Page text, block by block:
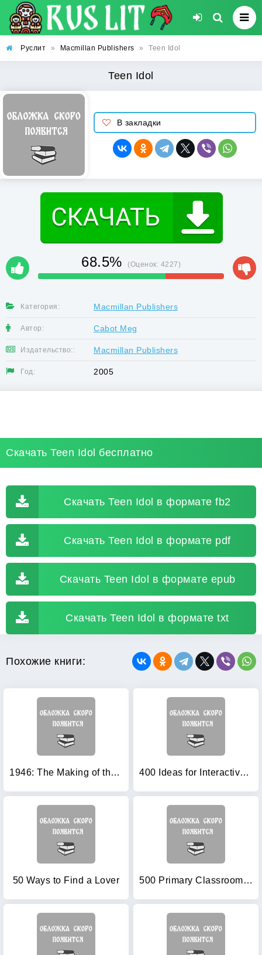
Руслит » Macmillan Publishers » Teen Idol
Teen Idol
В закладки
68.5% (Оценок: 4227)
Категория: Macmillan Publishers
Автор: Cabot Meg
Издательство:: Macmillan Publishers
Год: 2005
Скачать Teen Idol бесплатно
Скачать Teen Idol в формате fb2
Скачать Teen Idol в формате pdf
Скачать Teen Idol в формате epub
Скачать Teen Idol в формате txt
Похожие книги:
1946: The Making of the Modern World 400 Ideas for Interactive Whiteboards
50 Ways to Find a Lover 500 Primary Classroom Activities (Books for Teachers)